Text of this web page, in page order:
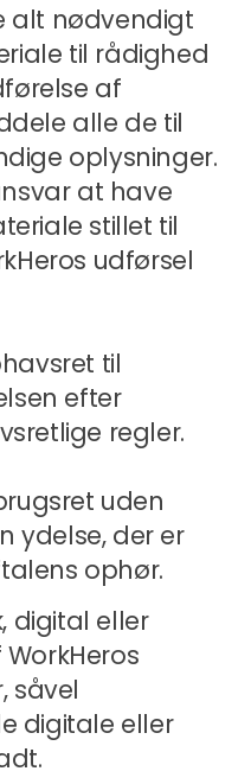
alt nødvendigt
til rådighed
af
alle de til
oplysninger.
at have
stillet til
udførsel
til
efter
regler.
uden
ydelse, der er
ophør.
digital eller
såvel
digitale eller